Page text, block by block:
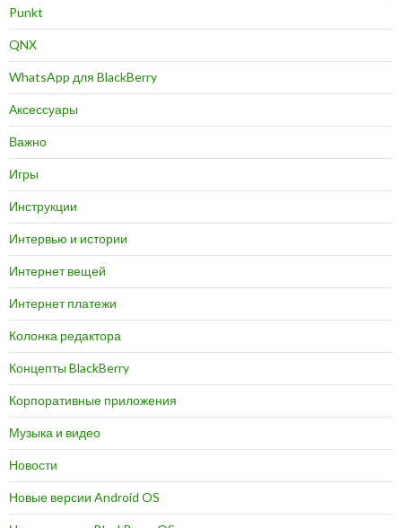
Punkt
QNX
WhatsApp для BlackBerry
Аксессуары
Важно
Игры
Инструкции
Интервью и истории
Интернет вещей
Интернет платежи
Колонка редактора
Концепты BlackBerry
Корпоративные приложения
Музыка и видео
Новости
Новые версии Android OS